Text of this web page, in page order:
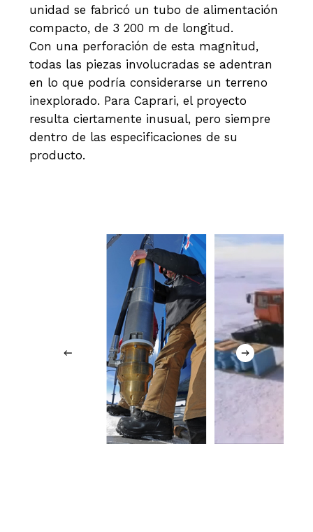
unidad se fabricó un tubo de alimentación
compacto, de 3 200 m de longitud.
Con una perforación de esta magnitud,
todas las piezas involucradas se adentran
en lo que podría considerarse un terreno
inexplorado. Para Caprari, el proyecto
resulta ciertamente inusual, pero siempre
dentro de las especificaciones de su
producto.